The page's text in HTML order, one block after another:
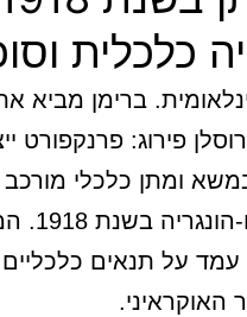
כלכלית
ברימן מביא
פירוג: פרנקפורט
ומתן כלכלי
גרמניה
עמד על תנאים
האוקראיני.